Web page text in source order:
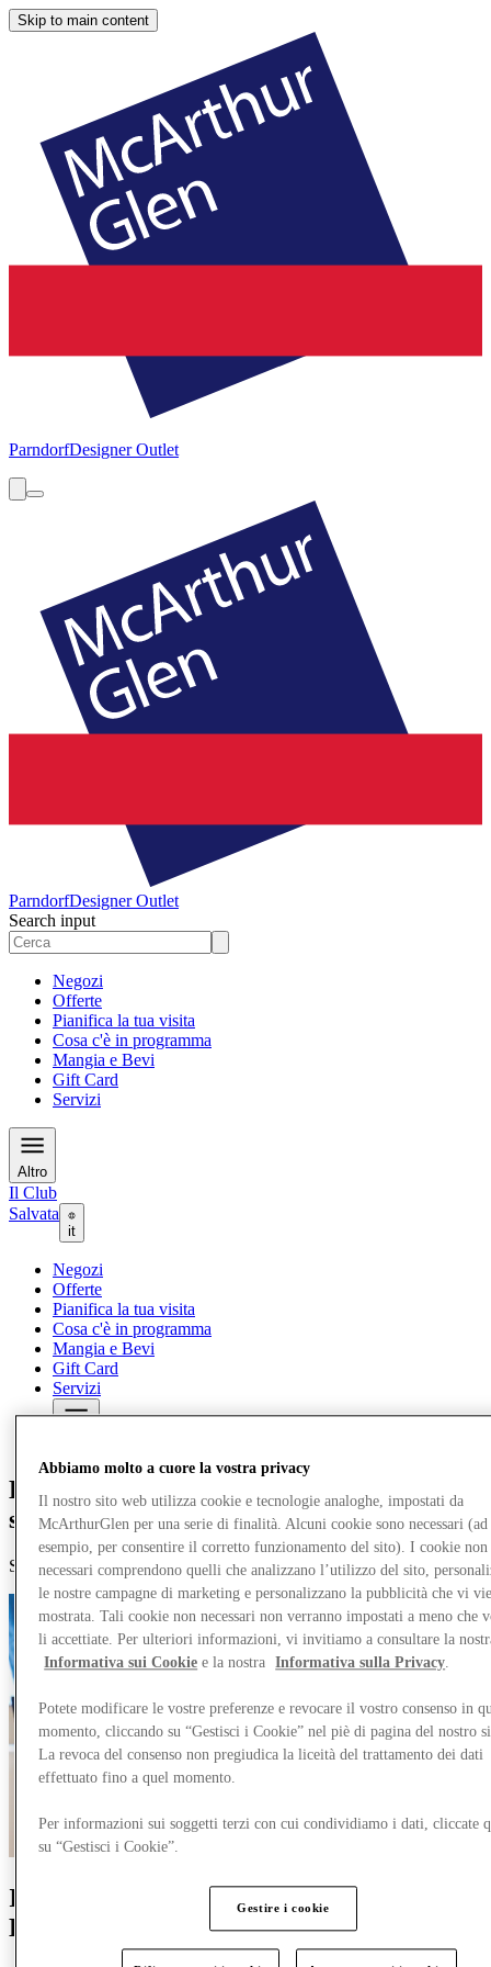
Skip to main content
ParndorfDesigner Outlet
ParndorfDesigner Outlet
Search input
Negozi
Offerte
Pianifica la tua visita
Cosa c'è in programma
Mangia e Bevi
Gift Card
Servizi
Altro
Il Club
Salvata
it
Negozi
Offerte
Pianifica la tua visita
Cosa c'è in programma
Mangia e Bevi
Gift Card
Servizi
Entra a far parte di un mondo
straordinario.
Scopri le opportunità di lavoro presso [Nome Outlet Designer]
Inizia il tuo percorso con MCArthurGlen
Designer Outlets
Abbiamo molto a cuore la vostra privacy
Il nostro sito web utilizza cookie e tecnologie analoghe, impostati da
McArthurGlen per una serie di finalità. Alcuni cookie sono necessari (ad
esempio, per consentire il corretto funzionamento del sito). I cookie non
necessari comprendono quelli che analizzano l’utilizzo del sito,
le nostre campagne di marketing e personalizzano la pubblicità che vi
mostrata. Tali cookie non necessari non verranno impostati a meno che
li accettiate. Per ulteriori informazioni, vi invitiamo a consultare la
Informativa sui Cookie e la nostra Informativa sulla Privacy
Potete modificare le vostre preferenze e revocare il vostro consenso in
momento, cliccando su “Gestisci i Cookie” nel piè di pagina del nostro
La revoca del consenso non pregiudica la liceità del trattamento dei dati
effettuato fino a quel momento.
Per informazioni sui soggetti terzi con cui condividiamo i dati, cliccate
su “Gestisci i Cookie”.
Gestire i cookie